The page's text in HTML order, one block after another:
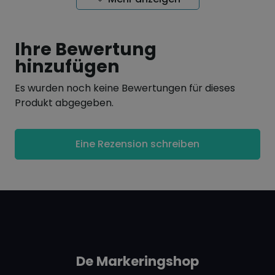
selbstklebenden Magnetband. Unser
selbstklebendesMetallband
für Magnete geeignet.
Ihre Bewertung
hinzufügen
Es wurden noch keine Bewertungen für dieses
Produkt abgegeben.
Eine Rezension schreiben
De Markeringshop